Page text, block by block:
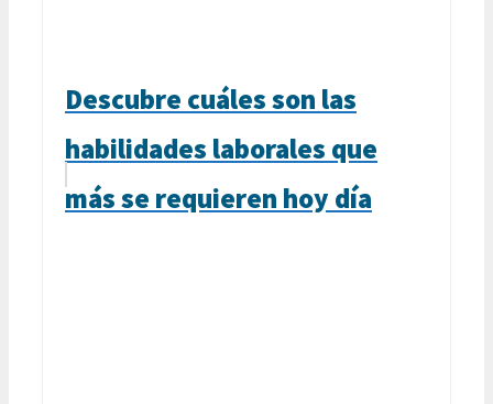
Descubre cuáles son las
habilidades laborales que
más se requieren hoy día